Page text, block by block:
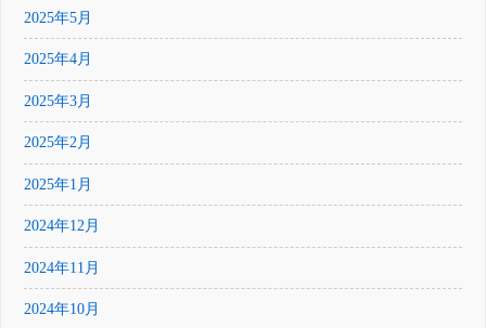
2025年5月
2025年4月
2025年3月
2025年2月
2025年1月
2024年12月
2024年11月
2024年10月